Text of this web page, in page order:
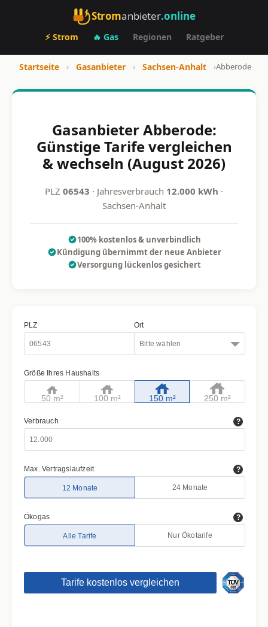
Stromanbieter.online
⚡ Strom 🔥 Gas Regionen Ratgeber
Startseite › Gasanbieter › Sachsen-Anhalt ›Abberode
Gasanbieter Abberode:
Günstige Tarife vergleichen
& wechseln (August 2026)
PLZ 06543 · Jahresverbrauch 12.000 kWh ·
Sachsen-Anhalt
100% kostenlos & unverbindlich
Kündigung übernimmt der neue Anbieter
Versorgung lückenlos gesichert